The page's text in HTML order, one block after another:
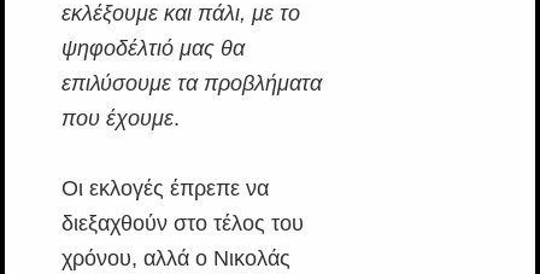
εκλέξουμε και πάλι, με το
ψηφοδέλτιό μας θα
επιλύσουμε τα προβλήματα
που έχουμε.
Οι εκλογές έπρεπε να
διεξαχθούν στο τέλος του
χρόνου, αλλά ο Νικολάς